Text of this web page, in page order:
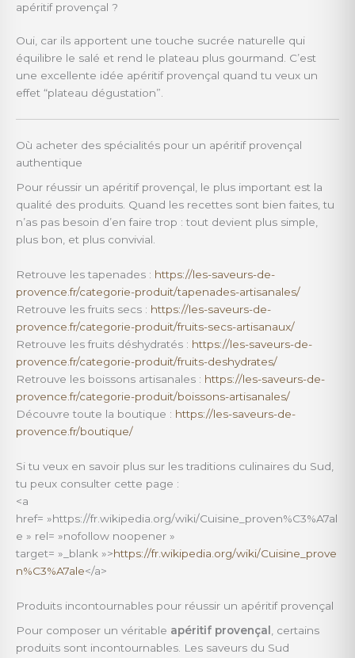
apéritif provençal ?
Oui, car ils apportent une touche sucrée naturelle qui
équilibre le salé et rend le plateau plus gourmand. C’est
une excellente idée apéritif provençal quand tu veux un
effet “plateau dégustation”.
Où acheter des spécialités pour un apéritif provençal
authentique
Pour réussir un apéritif provençal, le plus important est la
qualité des produits. Quand les recettes sont bien faites, tu
n’as pas besoin d’en faire trop : tout devient plus simple,
plus bon, et plus convivial.
Retrouve les tapenades : https://les-saveurs-de-
provence.fr/categorie-produit/tapenades-artisanales/
Retrouve les fruits secs : https://les-saveurs-de-
provence.fr/categorie-produit/fruits-secs-artisanaux/
Retrouve les fruits déshydratés : https://les-saveurs-de-
provence.fr/categorie-produit/fruits-deshydrates/
Retrouve les boissons artisanales : https://les-saveurs-de-
provence.fr/categorie-produit/boissons-artisanales/
Découvre toute la boutique : https://les-saveurs-de-
provence.fr/boutique/
Si tu veux en savoir plus sur les traditions culinaires du Sud,
tu peux consulter cette page :
<a
href= »https://fr.wikipedia.org/wiki/Cuisine_proven%C3%A7al
e » rel= »nofollow noopener »
target= »_blank »>https://fr.wikipedia.org/wiki/Cuisine_prove
n%C3%A7ale</a>
Produits incontournables pour réussir un apéritif provençal
Pour composer un véritable apéritif provençal , certains
produits sont incontournables. Les saveurs du Sud